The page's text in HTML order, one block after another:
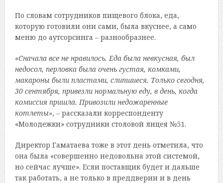
По словам сотрудников пищевого блока, еда,
которую готовили они сами, была вкуснее, а само
меню до аутсорсинга – разнообразнее.
«Сначала все не нравилось. Еда была невкусная, был
недосол, перловка была очень густая, комками,
макароны были пластами, слипшиеся. Только сегодня,
30 сентября, привезли нормальную еду, в день, когда
комиссия пришла. Привозили недожаренные
котлеты», – рассказали корреспонденту
«Молодежки» сотрудники столовой лицея №51.
Директор Гаматаева тоже в этот день отметила, что
она была «совершенно недовольна этой системой,
но сейчас лучше». Если поставщик будет и дальше
так работать, а не только в преддверии и в день